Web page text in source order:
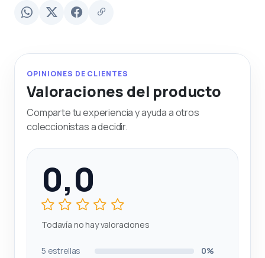
OPINIONES DE CLIENTES
Valoraciones del producto
Comparte tu experiencia y ayuda a otros
coleccionistas a decidir.
0,0
Todavía no hay valoraciones
5 estrellas 0%